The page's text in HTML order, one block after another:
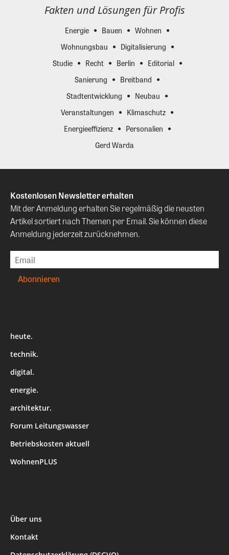
Fakten und Lösungen für Profis
Energie Bauen
Wohnen
Wohnungsbau
Digitalisierung
Studie
Recht Berlin
Editorial
Sanierung
Breitband
Stadtentwicklung
Neubau
Veranstaltungen
Klimaschutz
Energieeffizienz
Personalien
Gerd Warda
Kostenlosen Newsletter erhalten
Mit der Anmeldung erhalten Sie regelmäßig die neusten
Artikel sortiert nach Themen per Email. Sie können diese
Anmeldung jederzeit zurücknehmen.
heute.
technik.
digital.
energie.
architektur.
Forum Leitungswasser
Betriebskosten aktuell
WohnenPLUS
Über uns
Kontakt